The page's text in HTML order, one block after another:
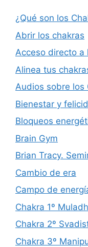
¿Qué son los
Abrir los chakras
Acceso directo a
Alinea tus
Audios sobre los
Bienestar y
Bloqueos
Brain Gym
Brian Tracy.
Cambio de era
Campo de
Chakra 1º
Chakra 2º
Chakra 3º